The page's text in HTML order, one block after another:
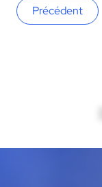
Précédent